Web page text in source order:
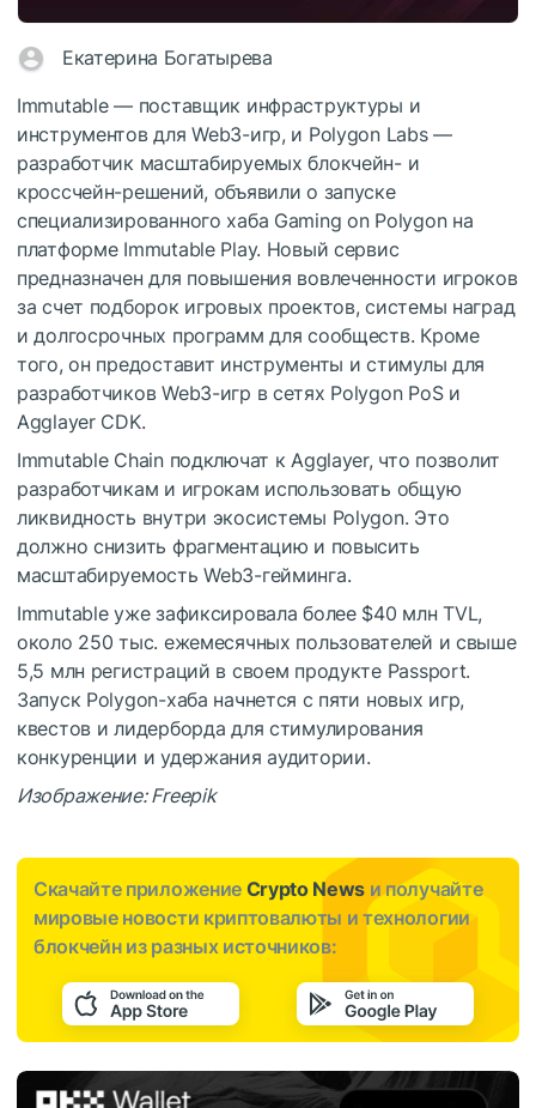
Екатерина Богатырева
Immutable — поставщик инфраструктуры и
инструментов для Web3-игр, и Polygon Labs —
разработчик масштабируемых блокчейн- и
кроссчейн-решений, объявили о запуске
специализированного хаба Gaming on Polygon на
платформе Immutable Play. Новый сервис
предназначен для повышения вовлеченности игроков
за счет подборок игровых проектов, системы наград
и долгосрочных программ для сообществ. Кроме
того, он предоставит инструменты и стимулы для
разработчиков Web3-игр в сетях Polygon PoS и
Agglayer CDK.
Immutable Chain подключат к Agglayer, что позволит
разработчикам и игрокам использовать общую
ликвидность внутри экосистемы Polygon. Это
должно снизить фрагментацию и повысить
масштабируемость Web3-гейминга.
Immutable уже зафиксировала более $40 млн TVL,
около 250 тыс. ежемесячных пользователей и свыше
5,5 млн регистраций в своем продукте Passport.
Запуск Polygon-хаба начнется с пяти новых игр,
квестов и лидерборда для стимулирования
конкуренции и удержания аудитории.
Изображение: Freepik
Скачайте приложение Crypto News и получайте
мировые новости криптовалюты и технологии
блокчейн из разных источников: